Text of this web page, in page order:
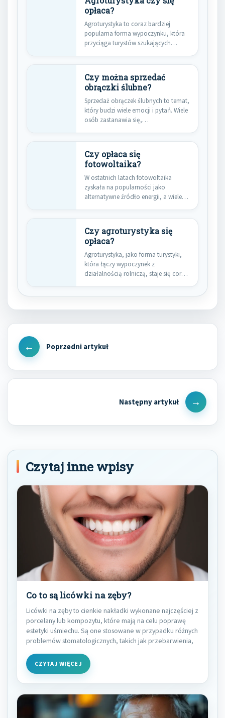
opłaca?
Agroturystyka to coraz bardziej
popularna forma wypoczynku, która
przyciąga turystów szukających
Czy można sprzedać
obrączki ślubne?
Sprzedaż obrączek ślubnych to temat,
który budzi wiele emocji i pytań. Wiele
osób zastanawia się,…
Czy opłaca się
fotowoltaika?
W ostatnich latach fotowoltaika
zyskała na popularności jako
alternatywne źródło energii, a wiele
Czy agroturystyka się
opłaca?
Agroturystyka, jako forma turystyki,
która łączy wypoczynek z
działalnością rolniczą, staje się coraz
Nawigacja
wpisu
Previous
Next
Post
Czytaj inne wpisy
Co to są licówki na zęby?
Licówki na zęby to cienkie nakładki wykonane najczęściej z
porcelany lub kompozytu, które mają na celu poprawę
estetyki uśmiechu. Są one stosowane w przypadku różnych
problemów stomatologicznych, takich jak przebarwienia,
CZYTAJ WIĘCEJ